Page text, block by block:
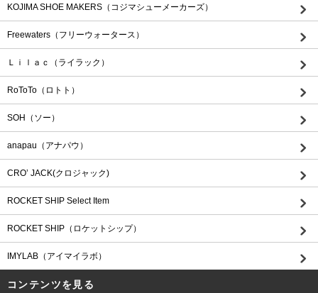
KOJIMA SHOE MAKERS（コジマシューメーカーズ）
Freewaters（フリーウォータース）
Ｌｉｌａｃ（ライラック）
RoToTo（ロトト）
SOH（ソー）
anapau（アナパウ）
CRO’ JACK(クロジャック)
ROCKET SHIP Select Item
ROCKET SHIP（ロケットシップ）
IMYLAB（アイマイラボ）
コンテンツを見る